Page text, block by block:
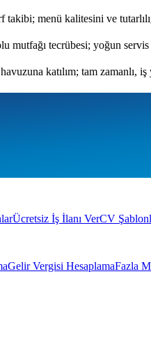
takibi; menü kalitesini ve
tecrübesi; yoğun servis
katılım; tam zamanlı,
Ücretsiz İş İlanı VerCV
Gelir Vergisi HesaplamaFazla